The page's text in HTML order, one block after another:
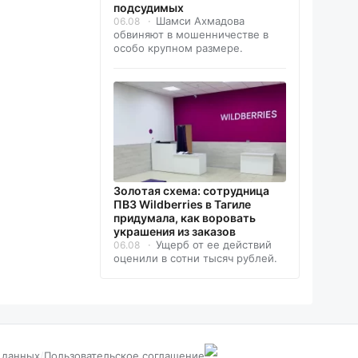
подсудимых
06.08
Шамси Ахмадова
обвиняют в мошенничестве в
особо крупном размере.
Золотая схема: сотрудница
ПВЗ Wildberries в Тагиле
придумала, как воровать
украшения из заказов
06.08
Ущерб от ее действий
оценили в сотни тысяч рублей.